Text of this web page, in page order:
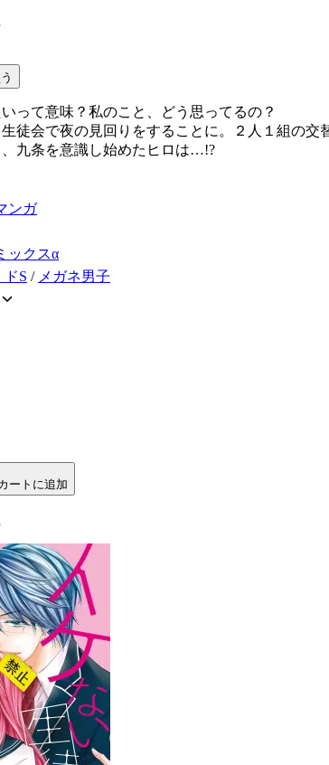
って意味？私のこと、どう思ってるの？
徒会で夜の見回りをすることに。２人１組の交
九条を意識し始めたヒロは…!?
ンガ
ックスα
ドS / メガネ男子
ートに追加